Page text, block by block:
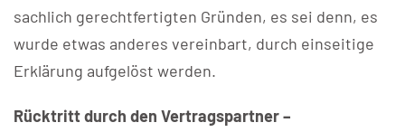
sachlich gerechtfertigten Gründen, es sei denn, es
wurde etwas anderes vereinbart, durch einseitige
Erklärung aufgelöst werden.
Rücktritt durch den Vertragspartner –